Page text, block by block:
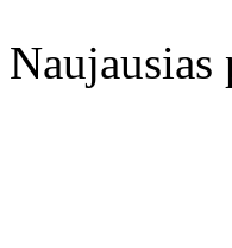
Naujausias